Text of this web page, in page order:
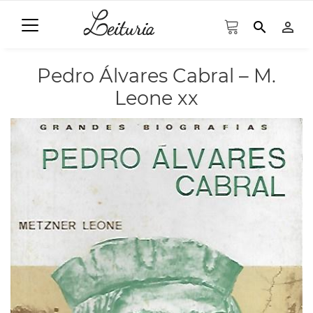
search person_outline
Pedro Álvares Cabral – M.
Leone xx